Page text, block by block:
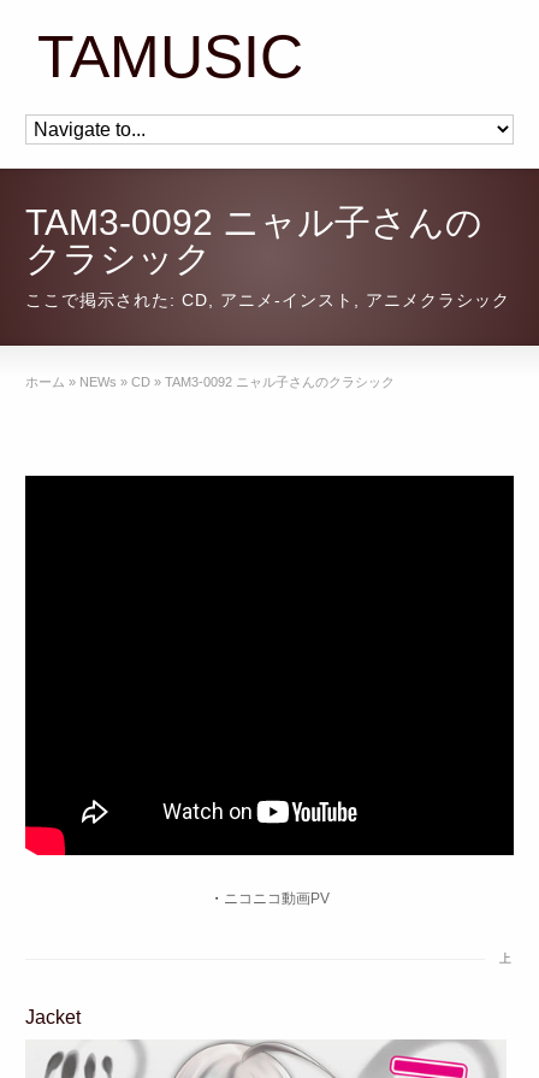
TAMUSIC
TAM3-0092 ニャル子さんの
クラシック
ここで掲示された:CD アニメ-インスト アニメクラシック
ホーム » NEWs » CD » TAM3-0092 ニャル子さんのクラシック
・ ニコニコ動画PV
上
Jacket